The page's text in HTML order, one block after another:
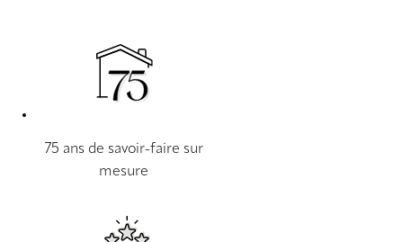
75 ans de savoir-faire sur
mesure